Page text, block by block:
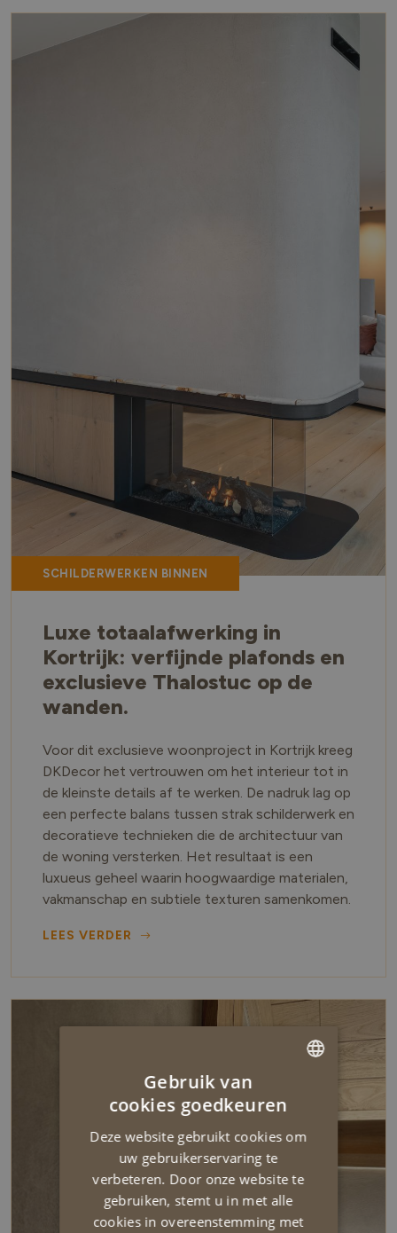
SCHILDERWERKEN BINNEN
Luxe totaalafwerking in
Kortrijk: verfijnde plafonds en
exclusieve Thalostuc op de
wanden.
Voor dit exclusieve woonproject in Kortrijk kreeg
DKDecor het vertrouwen om het interieur tot in
de kleinste details af te werken. De nadruk lag op
een perfecte balans tussen strak schilderwerk en
decoratieve technieken die de architectuur van
de woning versterken. Het resultaat is een
luxueus geheel waarin hoogwaardige materialen,
vakmanschap en subtiele texturen samenkomen.
LEES VERDER
Gebruik van
cookies goedkeuren
Deze website gebruikt cookies om
uw gebruikerservaring te
verbeteren. Door onze website te
gebruiken, stemt u in met alle
cookies in overeenstemming met